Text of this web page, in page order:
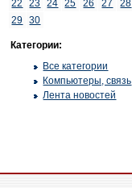
22
23 24 25 26 27
28
29
30
Категории:
Все категории
Компьютеры, связь
Лента новостей